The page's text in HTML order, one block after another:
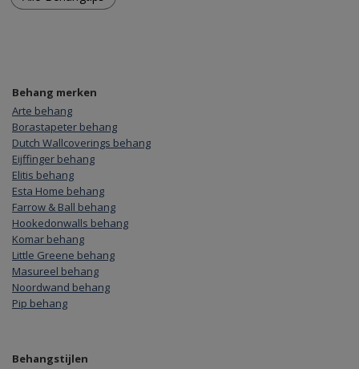
Behang merken
Arte behang
Borastapeter behang
Dutch Wallcoverings behang
Eijffinger behang
Elitis behang
Esta Home behang
Farrow & Ball behang
Hookedonwalls behang
Komar behang
Little Greene behang
Masureel behang
Noordwand behang
Pip behang
Behangstijlen